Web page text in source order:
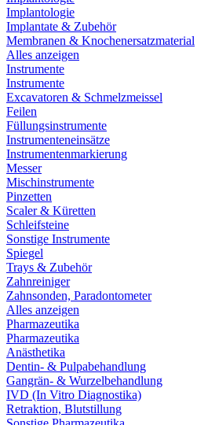
Implantologie
Implantate & Zubehör
Membranen & Knochenersatzmaterial
Alles anzeigen
Instrumente
Instrumente
Excavatoren & Schmelzmeissel
Feilen
Füllungsinstrumente
Instrumenteneinsätze
Instrumentenmarkierung
Messer
Mischinstrumente
Pinzetten
Scaler & Küretten
Schleifsteine
Sonstige Instrumente
Spiegel
Trays & Zubehör
Zahnreiniger
Zahnsonden, Paradontometer
Alles anzeigen
Pharmazeutika
Pharmazeutika
Anästhetika
Dentin- & Pulpabehandlung
Gangrän- & Wurzelbehandlung
IVD (In Vitro Diagnostika)
Retraktion, Blutstillung